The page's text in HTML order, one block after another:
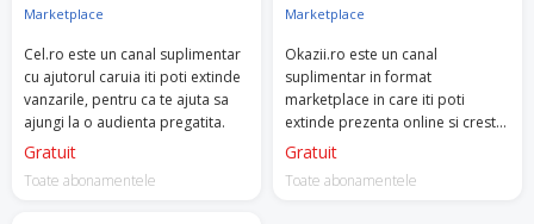
Marketplace
Cel.ro este un canal suplimentar
cu ajutorul caruia iti poti extinde
vanzarile, pentru ca te ajuta sa
ajungi la o audienta pregatita.
Gratuit
Toate abonamentele
Marketplace
Okazii.ro este un canal
suplimentar in format
marketplace in care iti poti
extinde prezenta online si creste
vanzarile.
Gratuit
Toate abonamentele